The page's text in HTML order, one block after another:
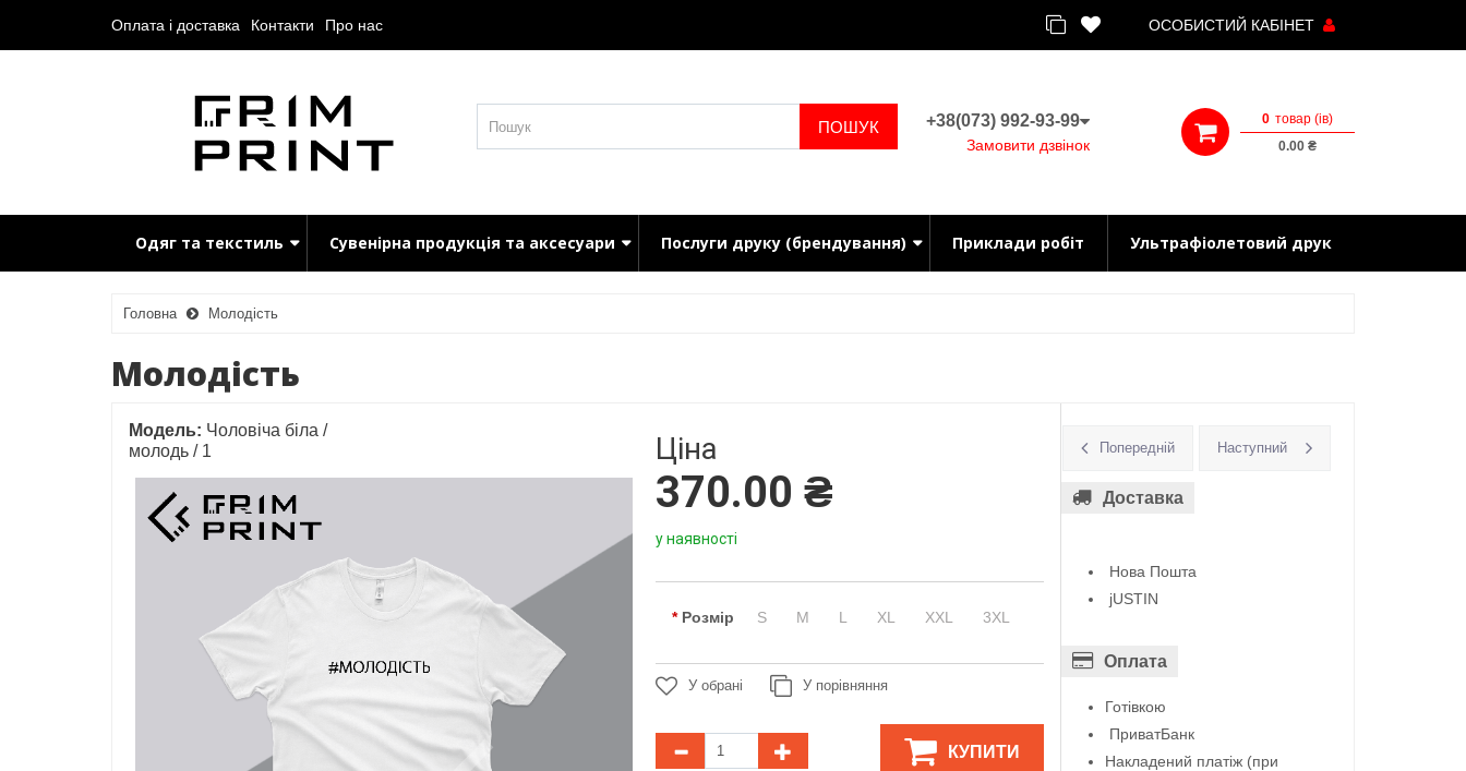
Оплата і доставка Контакти Про нас ОСОБИСТИЙ КАБІНЕТ
ПОШУК +38(073) 992-93-99
Замовити дзвінок
0 товар (iв)
0.00 ₴
Одяг та текстиль Сувенірна продукція та аксесуари Послуги друку (брендування) Приклади робіт Ультрафіолетовий друк
Головна Молодість
Молодість
Модель: Чоловіча біла /
молодь / 1
Ціна
370.00 ₴
у наявності
Розмір S M L XL XXL 3XL
У обрані У порівняння
КУПИТИ
Попередній Наступний
Доставка
Нова Пошта
jUSTIN
Оплата
Готівкою
ПриватБанк
Накладений платіж (при